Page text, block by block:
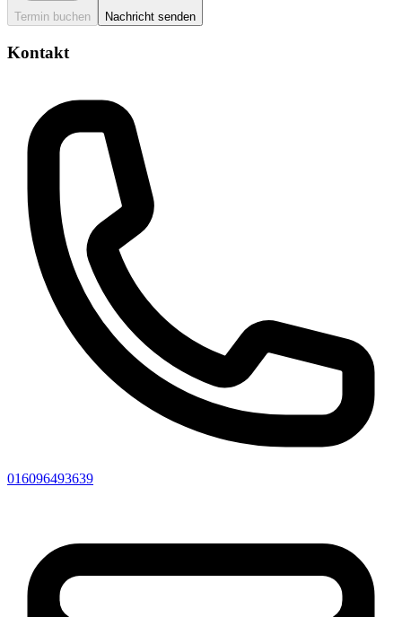
Termin buchen Nachricht senden
Kontakt
016096493639